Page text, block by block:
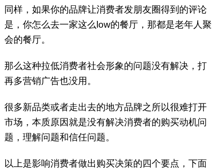
同样，如果你的品牌让消费者发朋友圈得到的评论
是，你怎么去一家这么low的餐厅，那都是老年人聚
会的餐厅。
那么这种拉低消费者社会形象的问题没有解决，打
再多营销广告也没用。
很多新品类或者走出去的地方品牌之所以很难打开
市场，本质原因就是没有解决消费者的购买动机问
题，理解问题和信任问题。
以上是影响消费者做出购买决策的四个要点，下面